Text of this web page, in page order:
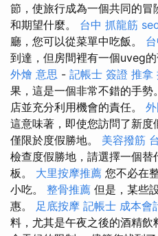
節，使旅行成為一個共同的
和期望什麼。 台中 抓龍筋
廳，您可以從菜單中吃飯。
到達，但房間裡有一個uveg
外燴 意思 - 記帳士 簽證 推拿
果，這是一個非常不錯的手
店並充分利用機會的責任。
這意味著，即使您訪問了新
僅限於度假勝地。 美容撥筋
檢查度假勝地，請選擇一個
板。 大里按摩推薦 您不必在
小吃。 整骨推薦 但是，某些
惠。 足底按摩 記帳士 成本會
料，尤其是午夜之後的酒精